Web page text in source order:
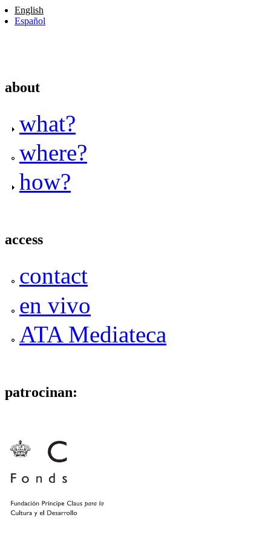
English
Español
about
what?
where?
how?
access
contact
en vivo
ATA Mediateca
patrocinan: